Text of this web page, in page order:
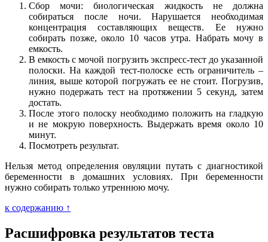
Сбор мочи: биологическая жидкость не должна
собираться после ночи. Нарушается необходимая
концентрация составляющих веществ. Ее нужно
собирать позже, около 10 часов утра. Набрать мочу в
емкость.
В емкость с мочой погрузить экспресс-тест до указанной
полоски. На каждой тест-полоске есть ограничитель –
линия, выше которой погружать ее не стоит. Погрузив,
нужно подержать тест на протяжении 5 секунд, затем
достать.
После этого полоску необходимо положить на гладкую
и не мокрую поверхность. Выдержать время около 10
минут.
Посмотреть результат.
Нельзя метод определения овуляции путать с диагностикой
беременности в домашних условиях. При беременности
нужно собирать только утреннюю мочу.
к содержанию ↑
Расшифровка результатов теста